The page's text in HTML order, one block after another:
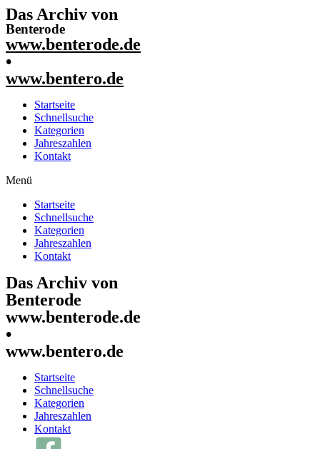
Das Archiv von
Benterode
www.benterode.de
•
www.bentero.de
Startseite
Schnellsuche
Kategorien
Jahreszahlen
Kontakt
Menü
Startseite
Schnellsuche
Kategorien
Jahreszahlen
Kontakt
Das Archiv von
Benterode
www.benterode.de
•
www.bentero.de
Startseite
Schnellsuche
Kategorien
Jahreszahlen
Kontakt